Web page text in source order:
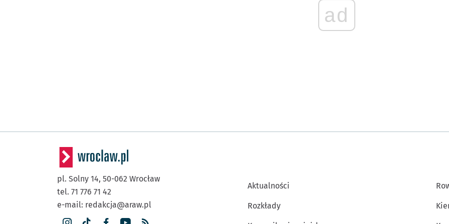
ad
pl. Solny 14, 50-062 Wrocław
tel. 71 776 71 42
e-mail: redakcja@araw.pl
Aktualności
Rozkłady